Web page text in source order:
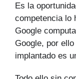
Es la
competencia lo
Google
Google, por
implantado es